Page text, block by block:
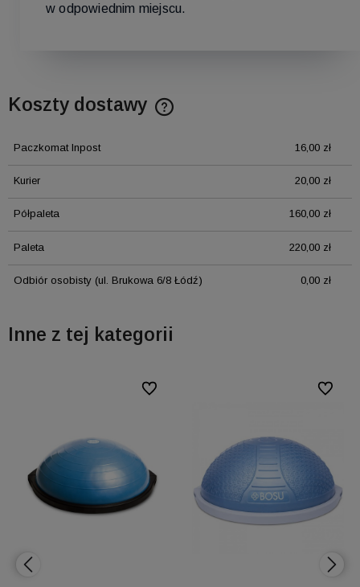
w odpowiednim miejscu.
Koszty dostawy
Paczkomat Inpost 16,00 zł
Kurier 20,00 zł
Półpaleta 160,00 zł
Paleta 220,00 zł
Odbiór osobisty(ul. Brukowa 6/8 Łódź) 0,00 zł
Inne z tej kategorii
Do ulubionych
Do ulubionych Do
Do